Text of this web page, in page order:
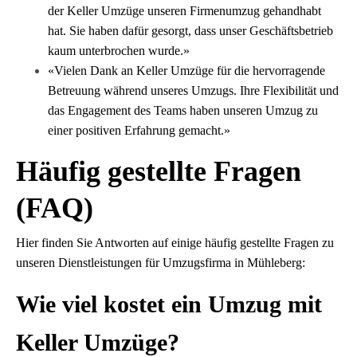
der Keller Umzüge unseren Firmenumzug gehandhabt
hat. Sie haben dafür gesorgt, dass unser Geschäftsbetrieb
kaum unterbrochen wurde.»
«Vielen Dank an Keller Umzüge für die hervorragende
Betreuung während unseres Umzugs. Ihre Flexibilität und
das Engagement des Teams haben unseren Umzug zu
einer positiven Erfahrung gemacht.»
Häufig gestellte Fragen
(FAQ)
Hier finden Sie Antworten auf einige häufig gestellte Fragen zu
unseren Dienstleistungen für Umzugsfirma in Mühleberg:
Wie viel kostet ein Umzug mit
Keller Umzüge?